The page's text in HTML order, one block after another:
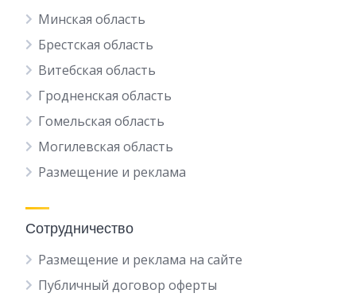
Минская область
Брестская область
Витебская область
Гродненская область
Гомельская область
Могилевская область
Размещение и реклама
Сотрудничество
Размещение и реклама на сайте
Публичный договор оферты